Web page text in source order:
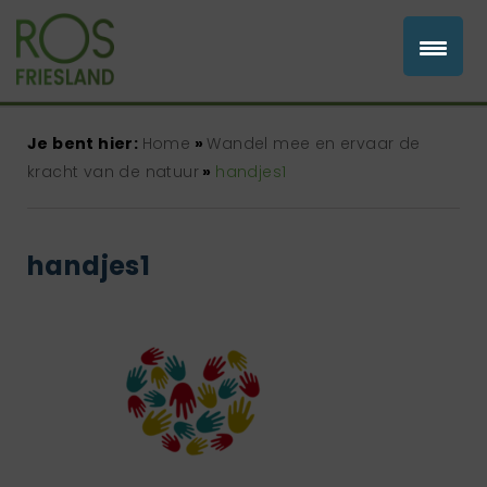
Je bent hier: Home » Wandel mee en ervaar de
kracht van de natuur » handjes1
handjes1